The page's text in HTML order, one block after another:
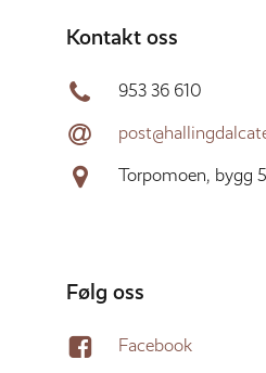
Kontakt oss
953 36 610
Torpomoen, bygg
Følg oss
Facebook